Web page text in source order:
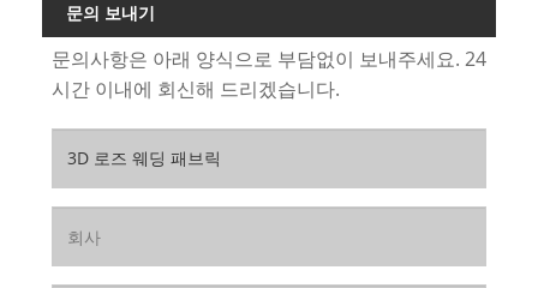
문의 보내기
문의사항은 아래 양식으로 부담없이 보내주세요. 24
시간 이내에 회신해 드리겠습니다.